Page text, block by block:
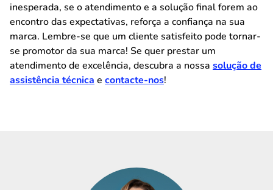
inesperada, se o atendimento e a solução final forem ao
encontro das expectativas, reforça a confiança na sua
marca. Lembre-se que um cliente satisfeito pode tornar-
se promotor da sua marca! Se quer prestar um
atendimento de excelência, descubra a nossa solução de
assistência técnica e contacte-nos!